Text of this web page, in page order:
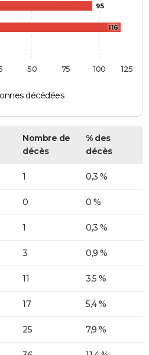
95
116
décédées
100
50 75 125
Nombre de
décès
% des
décès
1 0,3 %
0 0 %
1 0,3 %
3 0,9 %
11 3,5 %
17 5,4 %
25 7,9 %